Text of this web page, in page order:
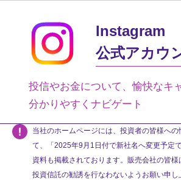
Instagram
公式アカウ
投信やお金について、愉快なキ
分かりやすくナビゲート
当社のホームページには、投資者の皆様へ
て、「2025年9月1日付で新社名へ変更予定
資料も掲載されております。販売会社の皆
投資信託の勧誘を行なわないようお願い申し